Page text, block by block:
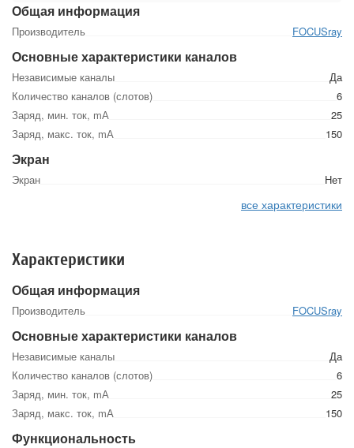
Общая информация
Производитель FOCUSray
Основные характеристики каналов
Независимые каналы
Да
Количество каналов (слотов)
6
Заряд, мин. ток, mА
25
Заряд, макс. ток, mА
150
Экран
Экран Нет
все характеристики
Характеристики
Общая информация
Производитель FOCUSray
Основные характеристики каналов
Независимые каналы
Да
Количество каналов (слотов)
6
Заряд, мин. ток, mА
25
Заряд, макс. ток, mА
150
Функциональность